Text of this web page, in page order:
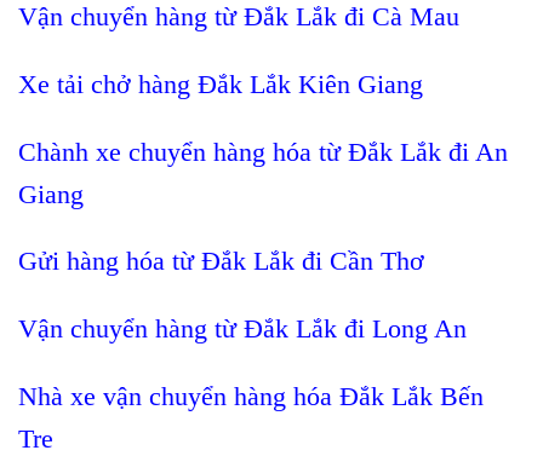
Vận chuyển hàng từ Đắk Lắk đi Cà Mau
Xe tải chở hàng Đắk Lắk Kiên Giang
Chành xe chuyển hàng hóa từ Đắk Lắk đi An
Giang
Gửi hàng hóa từ Đắk Lắk đi Cần Thơ
Vận chuyển hàng từ Đắk Lắk đi Long An
Nhà xe vận chuyển hàng hóa Đắk Lắk Bến
Tre